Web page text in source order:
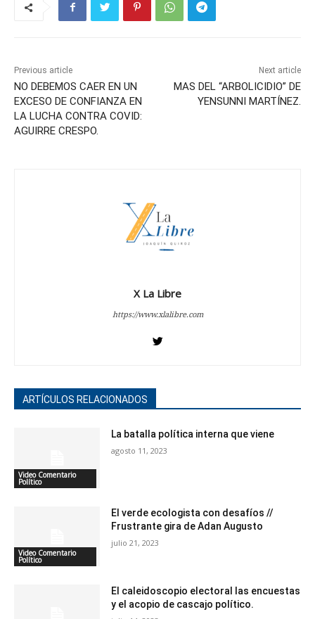
Previous article
NO DEBEMOS CAER EN UN
EXCESO DE CONFIANZA EN
LA LUCHA CONTRA COVID:
AGUIRRE CRESPO.
Next article
MAS DEL “ARBOLICIDIO” DE
YENSUNNI MARTÍNEZ.
X La Libre
https://www.xlalibre.com
ARTÍCULOS RELACIONADOS
Video Comentario
Político
La batalla política interna que viene
agosto 11, 2023
Video Comentario
Político
El verde ecologista con desafíos //
Frustrante gira de Adan Augusto
julio 21, 2023
El caleidoscopio electoral las encuestas
y el acopio de cascajo político.